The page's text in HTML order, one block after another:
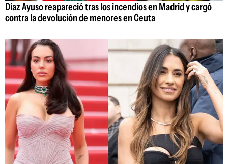
Díaz Ayuso reapareció tras los incendios en Madrid y cargó
contra la devolución de menores en Ceuta